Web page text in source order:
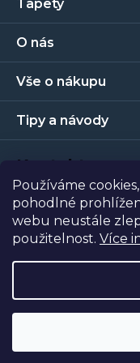
Používáme
pohodlné
webu neustále
použitelnost. Více
a
í
Tapety
O nás
Vše o nákupu
Tipy a návody
Kontakt
Prodejna
Vytvořil
Copyright 2026
Odstoupit od